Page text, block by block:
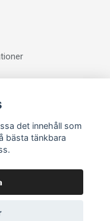
by Quickbutik
det innehåll som
bästa tänkbara